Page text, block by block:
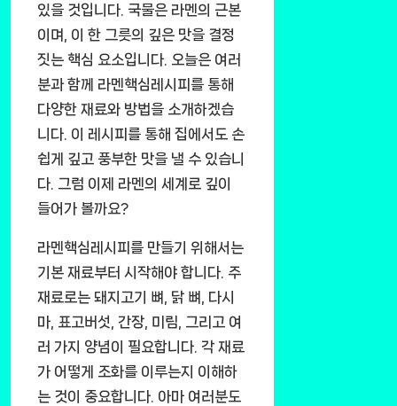
있을 것입니다. 국물은 라멘의 근본
이며, 이 한 그릇의 깊은 맛을 결정
짓는 핵심 요소입니다. 오늘은 여러
분과 함께 라멘핵심레시피를 통해
다양한 재료와 방법을 소개하겠습
니다. 이 레시피를 통해 집에서도 손
쉽게 깊고 풍부한 맛을 낼 수 있습니
다. 그럼 이제 라멘의 세계로 깊이
들어가 볼까요?
라멘핵심레시피를 만들기 위해서는
기본 재료부터 시작해야 합니다. 주
재료로는 돼지고기 뼈, 닭 뼈, 다시
마, 표고버섯, 간장, 미림, 그리고 여
러 가지 양념이 필요합니다. 각 재료
가 어떻게 조화를 이루는지 이해하
는 것이 중요합니다. 아마 여러분도